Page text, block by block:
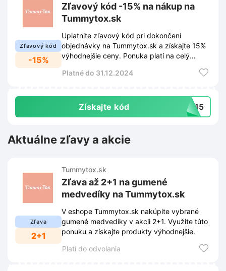
Zľavový kód
-15%
Zľavový kód -15% na nákup na
Tummytox.sk
Uplatnite zľavový kód pri dokončení
objednávky na Tummytox.sk a získajte 15%
výhodnejšie ceny. Ponuka platí na celý
Platné do 31.12.2024
Získajte kód VZ15
Aktuálne zľavy a akcie
Zľava
2+1
Tummytox.sk
Zľava až 2+1 na gumené
medvedíky na Tummytox.sk
V eshope Tummytox.sk nakúpite vybrané
gumené medvedíky v akcii 2+1. Využite túto
ponuku a získajte produkty výhodnejšie.
Platí do odvolania